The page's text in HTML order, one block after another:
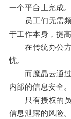
一个平台上完成。
员工们无需频
于工作本身，提
在传统办公方
忧。
而魔晶云通过
内部的信息安全。
只有授权的员
信息泄露的风险。